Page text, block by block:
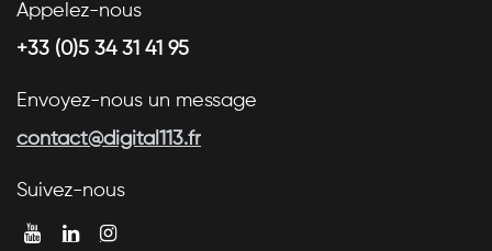
Appelez-nous
+33 (0)5 34 31 41 95
Envoyez-nous un message
contact@digital113.fr
Suivez-nous